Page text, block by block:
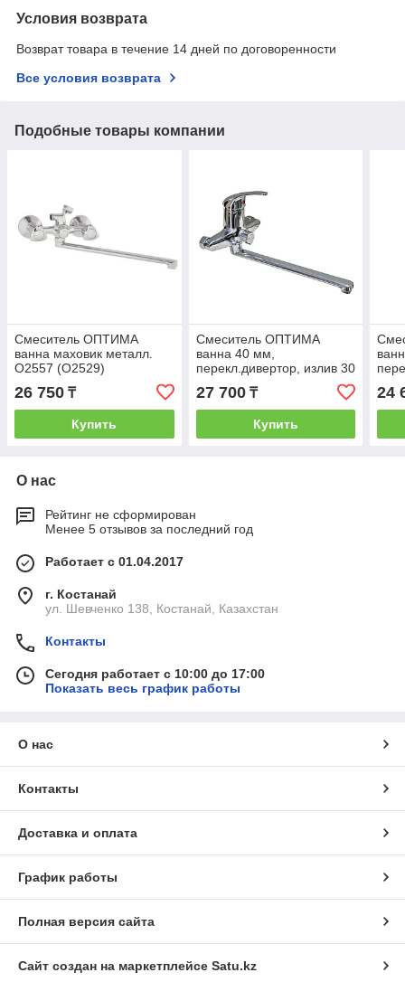
Условия возврата
Возврат товара в течение 14 дней по договоренности
Все условия возврата
Подобные товары компании
Смеситель ОПТИМА
ванна маховик металл.
O2557 (О2529)
26 750 ₸
Купить
Смеситель ОПТИМА
ванна 40 мм,
перекл.дивертор, излив 30
см, L, ОB2005
27 700₸
Купить
24
О нас
Рейтинг не сформирован
Менее 5 отзывов за последний год
Работает с 01.04.2017
г. Костанай
ул. Шевченко 138, Костанай, Казахстан
Контакты
Сегодня работает с 10:00 до 17:00
Показать весь график работы
О нас
Контакты
Доставка и оплата
График работы
Полная версия сайта
Сайт создан на маркетплейсе Satu.kz